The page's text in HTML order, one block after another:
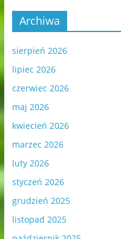
Archiwa
sierpień 2026
lipiec 2026
czerwiec 2026
maj 2026
kwiecień 2026
marzec 2026
luty 2026
styczeń 2026
grudzień 2025
listopad 2025